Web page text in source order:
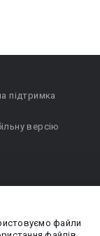
файли
підтримка
версію
Privacy